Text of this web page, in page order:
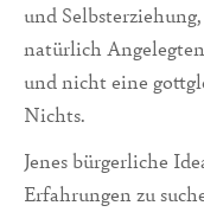
und
natürlich
und nicht eine
Nichts.
Jenes bürgerliche
Erfahrungen zu